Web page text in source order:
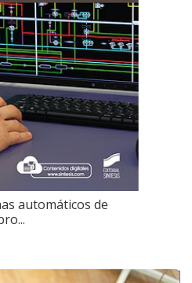
automáticos de